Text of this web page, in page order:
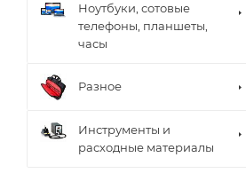
Ноутбуки, сотовые
телефоны, планшеты,
часы
Разное
Инструменты и
расходные материалы